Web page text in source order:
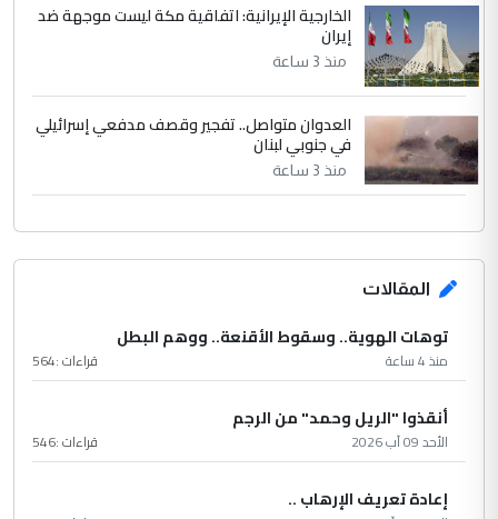
الخارجية الإيرانية: اتفاقية مكة ليست موجهة ضد
إيران
منذ 3 ساعة
العدوان متواصل.. تفجير وقصف مدفعي إسرائيلي
في جنوبي لبنان
منذ 3 ساعة
المقالات
توهات الهوية.. وسقوط الأقنعة.. ووهم البطل
منذ 4 ساعة قراءات :564
أنقذوا "الريل وحمد" من الرجم
الأحد 09 آب 2026 قراءات :546
إعادة تعريف الإرهاب ..